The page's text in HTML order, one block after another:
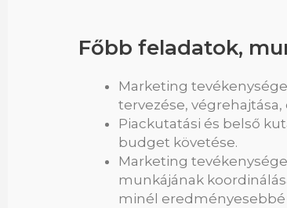
Főbb feladatok,
Marketing
tervezése, végrehajtása,
Piackutatási és belső
budget követése.
Marketing
munkájának
minél